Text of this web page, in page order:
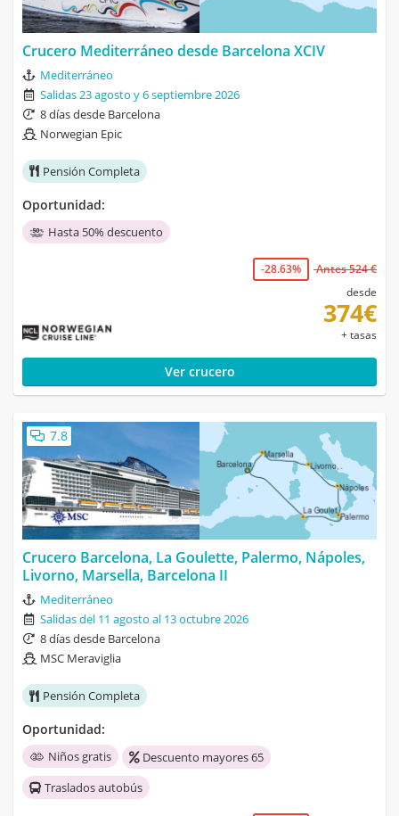
Crucero Mediterráneo desde Barcelona XCIV
Mediterráneo
Salidas 23 agosto y 6 septiembre 2026
8 días desde Barcelona
Norwegian Epic
Pensión Completa
Oportunidad:
Hasta 50% descuento
-28.63%
Antes 524 €
desde
374€
+ tasas
Ver crucero
7.8
Crucero Barcelona, La Goulette, Palermo, Nápoles,
Livorno, Marsella, Barcelona II
Mediterráneo
Salidas del 11 agosto al 13 octubre 2026
8 días desde Barcelona
MSC Meraviglia
Pensión Completa
Oportunidad:
Niños gratis
Descuento mayores 65
Traslados autobús